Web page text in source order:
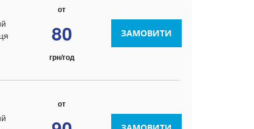
от
80
грн/год
ЗАМОВИТИ
от